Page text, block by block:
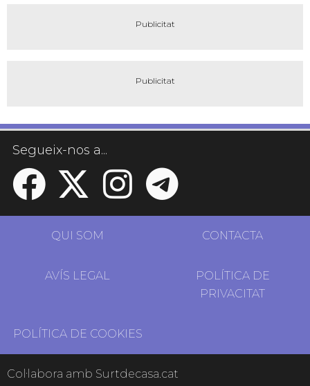
Segueix-nos a...
QUI SOM CONTACTA
AVÍS LEGAL
POLÍTICA DE
PRIVACITAT
POLÍTICA DE COOKIES
Col·labora amb Surtdecasa.cat